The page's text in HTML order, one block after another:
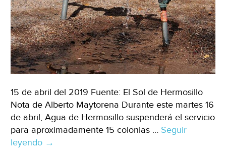
15 de abril del 2019 Fuente: El Sol de Hermosillo
Nota de Alberto Maytorena Durante este martes 16
de abril, Agua de Hermosillo suspenderá el servicio
para aproximadamente 15 colonias … Seguir
leyendo Sonora:
→